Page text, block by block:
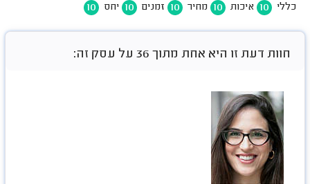
כללי 10 איכות 10 מחיר 10 זמנים 10 יחס 10
חוות דעת זו היא אחת מתוך 36 על עסק זה: